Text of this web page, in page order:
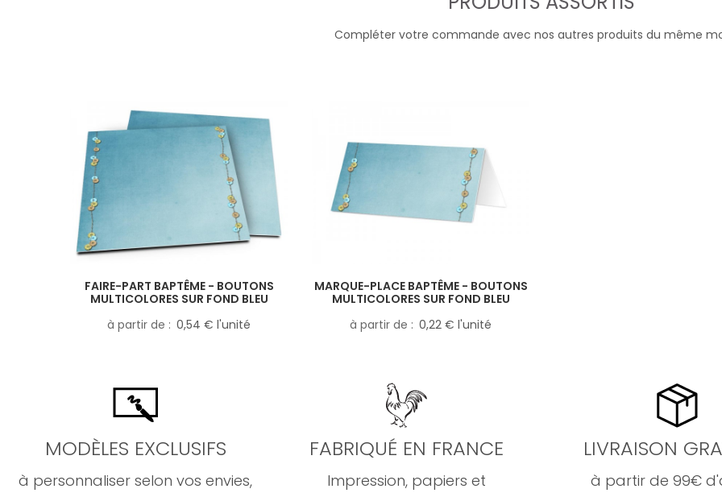
Compléter votre commande avec nos autres produits du même
FAIRE-PART BAPTÊME - BOUTONS
MULTICOLORES SUR FOND BLEU
à partir de
0,54 € l'unité
MARQUE-PLACE BAPTÊME - BOUTONS
MULTICOLORES SUR FOND BLEU
à partir de
0,22 € l'unité
MODÈLES EXCLUSIFS
à personnaliser selon vos envies,
FABRIQUÉ EN FRANCE
Impression, papiers et
LIVRAISON
à partir de 99€